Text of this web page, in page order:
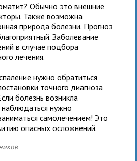
Обычно это внешние
Также возможна
природа болезни. Прогноз
Заболевание
в случае подбора
лечения.
нужно обратиться
точного диагноза
болезнь возникла
наблюдаться нужно
самолечением! Это
опасных осложнений.